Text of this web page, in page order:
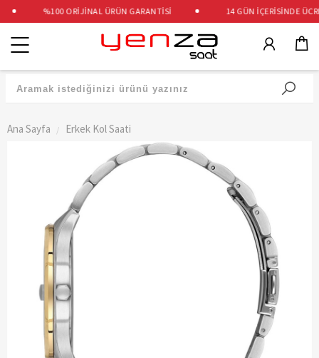
%100 ORİJİNAL ÜRÜN GARANTİSİ 14 GÜN İÇERİSİNDE
Kategoriler
Ana Sayfa Erkek Kol Saati